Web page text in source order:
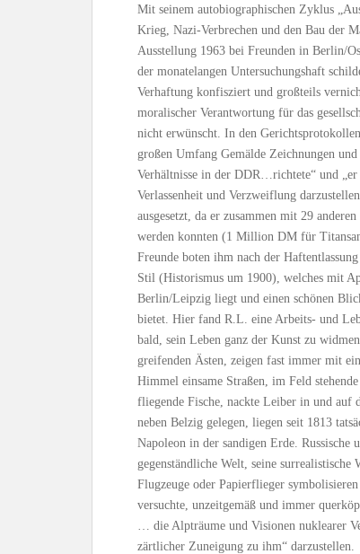
Mit seinem autobiographischen Zyklus
Krieg, Nazi-Verbrechen und den Bau der
Ausstellung 1963 bei Freunden in Berlin/
der monatelangen Untersuchungshaft
Verhaftung konfisziert und großteils
moralischer Verantwortung für das
nicht erwünscht. In den
großen Umfang Gemälde Zeichnungen
Verhältnisse in der DDR…richtete“ und „er
Verlassenheit und Verzweiflung
ausgesetzt, da er zusammen mit 29
werden konnten (1 Million DM für
Freunde boten ihm nach der
Stil (Historismus um 1900), welches mit
Berlin/Leipzig liegt und einen schönen
bietet. Hier fand R.L. eine Arbeits- und
bald, sein Leben ganz der Kunst zu
greifenden Ästen, zeigen fast immer mit
Himmel einsame Straßen, im Feld
fliegende Fische, nackte Leiber in und auf
neben Belzig gelegen, liegen seit 1813
Napoleon in der sandigen Erde.
gegenständliche Welt, seine
Flugzeuge oder Papierflieger
versuchte, unzeitgemäß und immer
… die Alpträume und Visionen nuklearer
zärtlicher Zuneigung zu ihm“ darzustellen.